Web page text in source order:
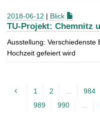
2018-06-12 | Blick
TU-Projekt: Chemnitz
Ausstellung: Verschiedenste
Hochzeit gefeiert wird
1 2 ... 984
989
990 ...